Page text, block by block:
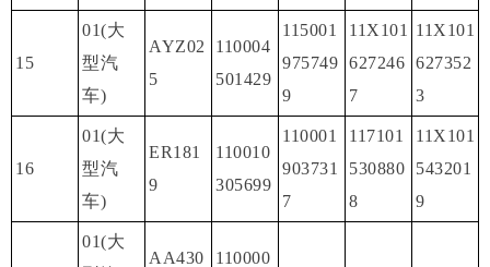
15
01(大
型汽
车)
AYZ02
5
110004
501429
115001
975749
9
11X101
627246
7
11X101
627352
3
16
01(大
型汽
车)
ER181
9
110010
305699
110001
903731
7
117101
530880
8
11X101
543201
9
01(大
AA430
110000